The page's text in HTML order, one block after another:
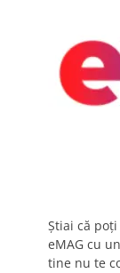
Știai că
eMAG cu un
tine nu te